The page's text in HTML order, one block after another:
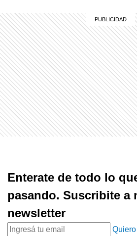
Enterate de todo lo
pasando. Suscribite a
newsletter